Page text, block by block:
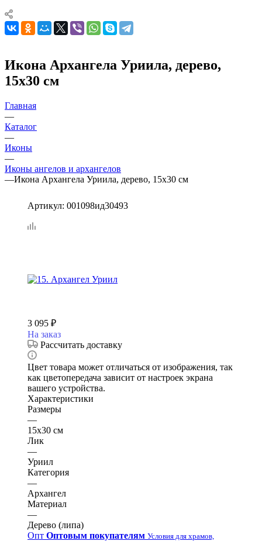
Икона Архангела Уриила, дерево,
15х30 см
Главная
—
Каталог
—
Иконы
—
Иконы ангелов и архангелов
—Икона Архангела Уриила, дерево, 15х30 см
Артикул: 001098ид30493
3 095 ₽
На заказ
Рассчитать доставку
Цвет товара может отличаться от изображения, так
как цветопередача зависит от настроек экрана
вашего устройства.
Характеристики
Размеры
—
15х30 см
Лик
—
Уриил
Категория
—
Архангел
Материал
—
Дерево (липа)
Опт Оптовым покупателям Условия для храмов,